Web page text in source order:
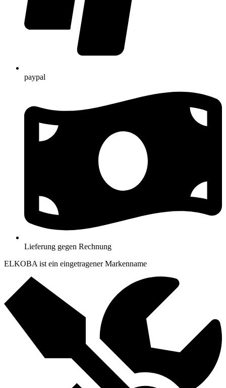
paypal
Lieferung gegen Rechnung
ELKOBA ist ein eingetragener Markenname